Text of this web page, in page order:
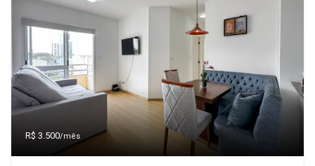
R$ 3.500/mês